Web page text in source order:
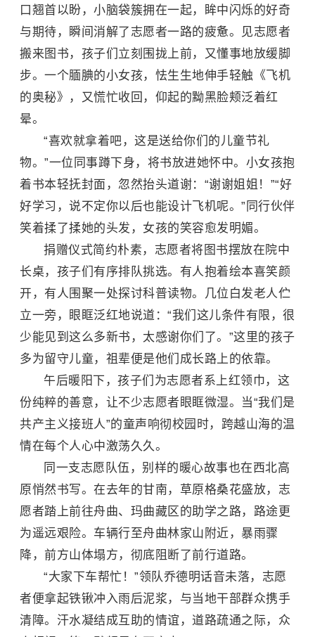
口翘首以盼，小脑袋簇拥在一起，眸中闪烁的好奇
与期待，瞬间消解了志愿者一路的疲惫。见志愿者
搬来图书，孩子们立刻围拢上前，又懂事地放缓脚
步。一个腼腆的小女孩，怯生生地伸手轻触《飞机
的奥秘》，又慌忙收回，仰起的黝黑脸颊泛着红
晕。
“喜欢就拿着吧，这是送给你们的儿童节礼
物。”一位同事蹲下身，将书放进她怀中。小女孩抱
着书本轻抚封面，忽然抬头道谢：“谢谢姐姐！”“好
好学习，说不定你以后也能设计飞机呢。”同行伙伴
笑着揉了揉她的头发，女孩的笑容愈发明媚。
捐赠仪式简约朴素，志愿者将图书摆放在院中
长桌，孩子们有序排队挑选。有人抱着绘本喜笑颜
开，有人围聚一处探讨科普读物。几位白发老人伫
立一旁，眼眶泛红地说道：“我们这儿条件有限，很
少能见到这么多新书，太感谢你们了。”这里的孩子
多为留守儿童，祖辈便是他们成长路上的依靠。
午后暖阳下，孩子们为志愿者系上红领巾，这
份纯粹的善意，让不少志愿者眼眶微湿。当“我们是
共产主义接班人”的童声响彻校园时，跨越山海的温
情在每个人心中激荡久久。
同一支志愿队伍，别样的暖心故事也在西北高
原悄然书写。在去年的甘南，草原格桑花盛放，志
愿者踏上前往舟曲、玛曲藏区的助学之路，路途更
为遥远艰险。车辆行至舟曲林家山附近，暴雨骤
降，前方山体塌方，彻底阻断了前行道路。
“大家下车帮忙！”领队乔德明话音未落，志愿
者便拿起铁锹冲入雨后泥浆，与当地干部群众携手
清障。汗水凝结成互助的情谊，道路疏通之际，众